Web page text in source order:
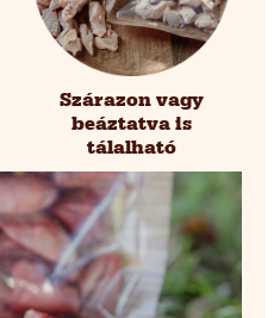
Szárazon vagy
beáztatva is
tálalható